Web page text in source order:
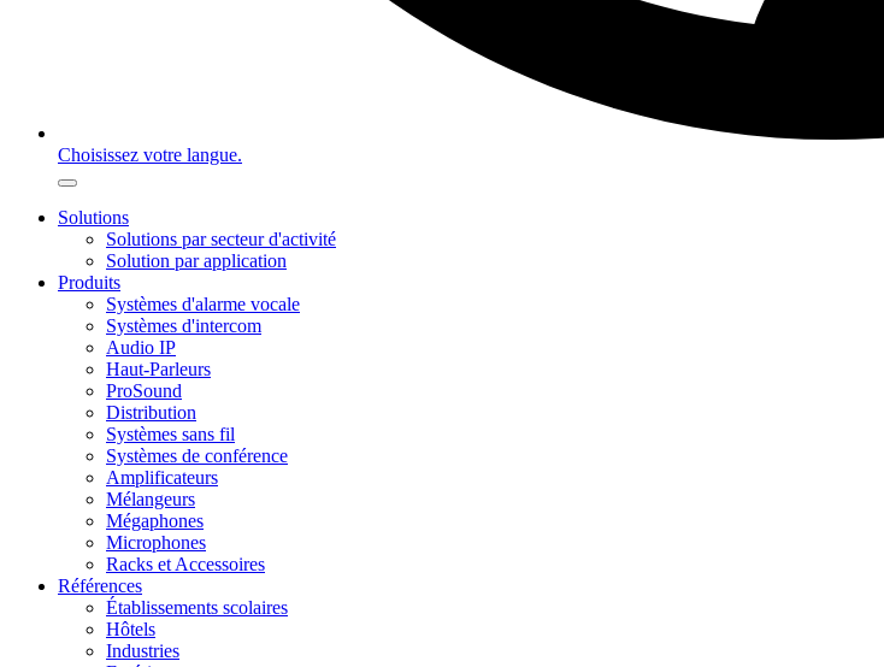
Choisissez votre langue.
Solutions
Solutions par secteur d'activité
Solution par application
Produits
Systèmes d'alarme vocale
Systèmes d'intercom
Audio IP
Haut-Parleurs
ProSound
Distribution
Systèmes sans fil
Systèmes de conférence
Amplificateurs
Mélangeurs
Mégaphones
Microphones
Racks et Accessoires
Références
Établissements scolaires
Hôtels
Industries